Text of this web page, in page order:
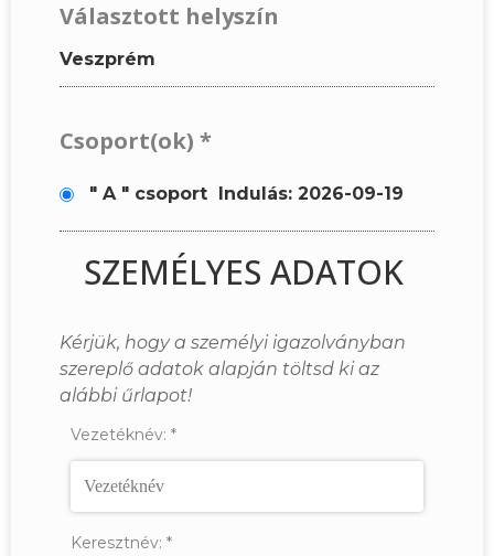
Választott helyszín
Veszprém
Csoport(ok) *
" A " csoport Indulás: 2026-09-19
SZEMÉLYES ADATOK
Kérjük, hogy a személyi igazolványban
szereplő adatok alapján töltsd ki az
alábbi űrlapot!
Vezetéknév: *
Keresztnév: *